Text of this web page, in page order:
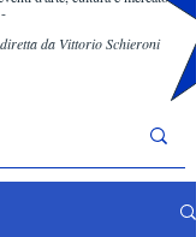
-
da Vittorio Schieroni